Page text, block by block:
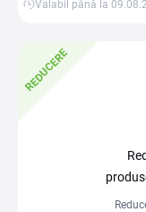
Valabil până la
REDUCERE